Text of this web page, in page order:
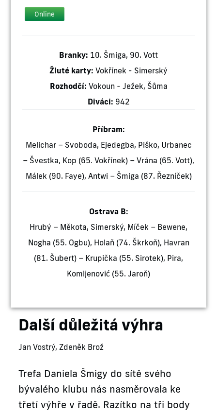
Online
Branky: 10. Šmiga, 90. Vott
Žluté karty: Vokřínek - Simerský
Rozhodčí: Vokoun - Ježek, Šůma
Diváci: 942
Příbram:
Melichar – Svoboda, Ejedegba, Piško, Urbanec
– Švestka, Kop (65. Vokřínek) – Vrána (65. Vott),
Málek (90. Faye), Antwi – Šmiga (87. Řezníček)
Ostrava B:
Hrubý – Měkota, Simerský, Míček – Bewene,
Nogha (55. Ogbu), Holaň (74. Škrkoň), Havran
(81. Šubert) – Krupička (55. Sirotek), Pira,
Komljenović (55. Jaroň)
Další důležitá výhra
Jan Vostrý, Zdeněk Brož
Trefa Daniela Šmigy do sítě svého
bývalého klubu nás nasměrovala ke
třetí výhře v řadě. Razítko na tři body